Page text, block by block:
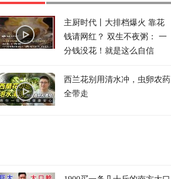
主厨时代丨大排档爆火 靠花
钱请网红？ 双生不夜粥： 一
分钱没花！就是这么自信
西兰花别用清水冲，虫卵农药
全带走